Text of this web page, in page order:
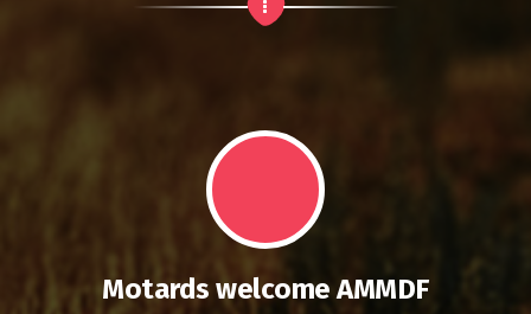
Motards welcome AMMDF